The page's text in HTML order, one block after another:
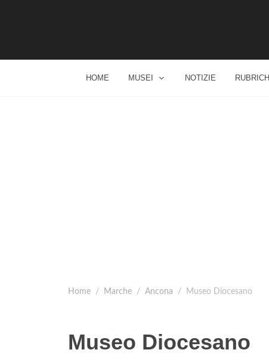
HOME MUSEI NOTIZIE
Home Marche Ancona Museo Diocesano
Museo Diocesano